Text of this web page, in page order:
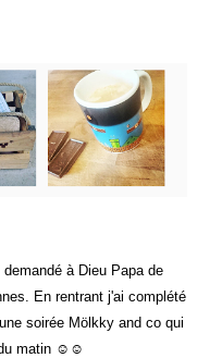
à Dieu Papa de
En rentrant j'ai complété
soirée Mölkky and co qui
matin ☺☺